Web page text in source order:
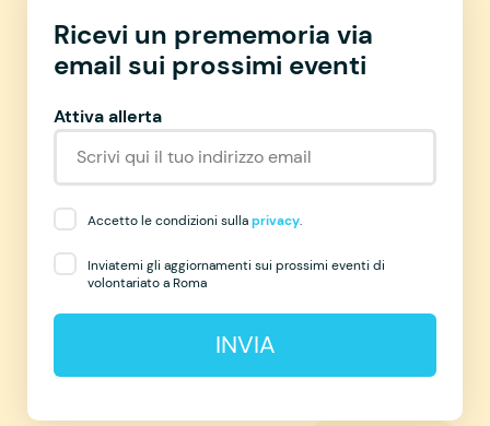
Ricevi un prememoria via
email sui prossimi eventi
Attiva allerta
Accetto le condizioni sullaprivacy.
Inviatemi gli aggiornamenti sui prossimi eventi di
volontariato a Roma
INVIA